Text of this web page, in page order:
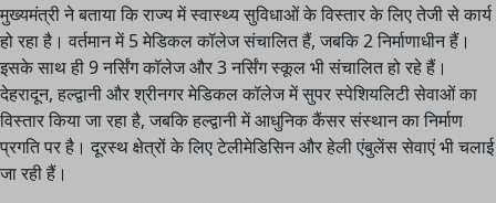
मुख्यमंत्री ने बताया कि राज्य में स्वास्थ्य सुविधाओं के विस्तार के लिए तेजी से कार्य
हो रहा है। वर्तमान में 5 मेडिकल कॉलेज संचालित हैं, जबकि 2 निर्माणाधीन हैं।
इसके साथ ही 9 नर्सिंग कॉलेज और 3 नर्सिंग स्कूल भी संचालित हो रहे हैं।
देहरादून, हल्द्वानी और श्रीनगर मेडिकल कॉलेज में सुपर स्पेशियलिटी सेवाओं का
विस्तार किया जा रहा है, जबकि हल्द्वानी में आधुनिक कैंसर संस्थान का निर्माण
प्रगति पर है। दूरस्थ क्षेत्रों के लिए टेलीमेडिसिन और हेली एंबुलेंस सेवाएं भी चलाई
जा रही हैं।